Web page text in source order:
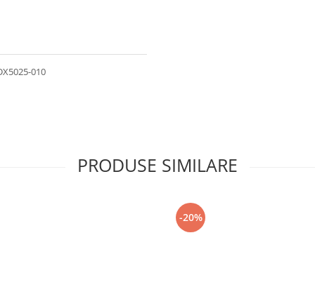
010
PRODUSE SIMILARE
-20%